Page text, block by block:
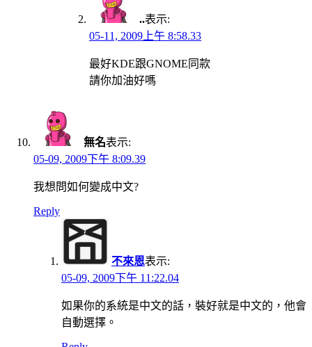
..表示:
05-11, 2009上午 8:58.33
最好KDE跟GNOME同款
請你加油好嗎
無名表示:
05-09, 2009下午 8:09.39
我想問如何變成中文?
Reply
不來恩表示:
05-09, 2009下午 11:22.04
如果你的系統是中文的話，裝好就是中文的，他會
自動選擇。